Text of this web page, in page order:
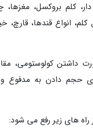
کلم بروکسل، مغزها،
کلم، انواع قندها، قارچ،
داشتن کولوستومی،
حجم دادن به مدفوع
راه های زیر رفع می شود: